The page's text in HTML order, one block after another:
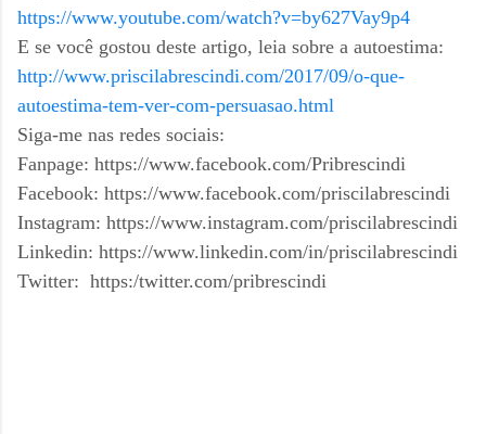
https://www.youtube.com/watch?v=by627Vay9p4
E se você gostou deste artigo, leia sobre a autoestima:
http://www.priscilabrescindi.com/2017/09/o-que-
autoestima-tem-ver-com-persuasao.html
Siga-me nas redes sociais:
Fanpage: https://www.facebook.com/Pribrescindi
Facebook: https://www.facebook.com/priscilabrescindi
Instagram: https://www.instagram.com/priscilabrescindi
Linkedin: https://www.linkedin.com/in/priscilabrescindi
Twitter: https:/twitter.com/pribrescindi